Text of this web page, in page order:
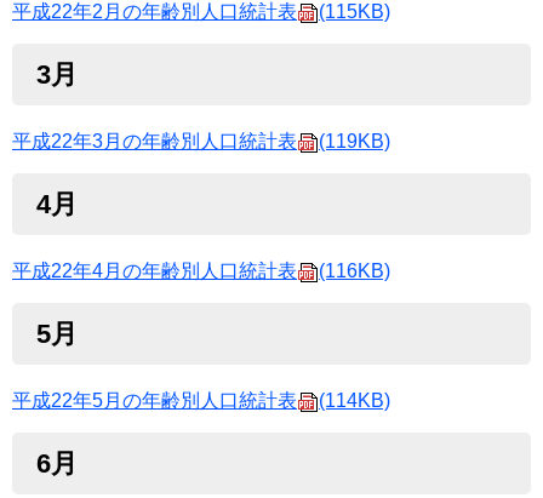
平成22年2月の年齢別人口統計表 (115KB)
3月
平成22年3月の年齢別人口統計表 (119KB)
4月
平成22年4月の年齢別人口統計表 (116KB)
5月
平成22年5月の年齢別人口統計表 (114KB)
6月